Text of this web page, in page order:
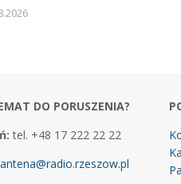
DO PORUSZENIA?
tel. +48 17 222 22 22
antena@radio.rzeszow.pl